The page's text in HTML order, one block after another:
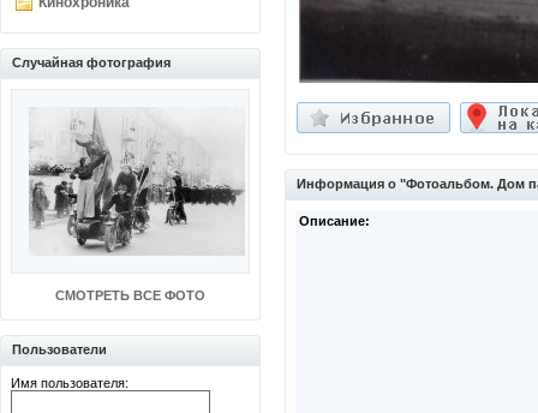
Случайная фотография
СМОТРЕТЬ ВСЕ ФОТО
Пользователи
Имя пользователя:
Информация о "Фотоальбом. Дом
Описание: